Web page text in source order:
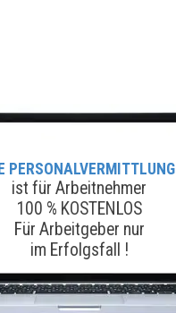
PERSONALVERMITTLUNG
ist für Arbeitnehmer
100 % KOSTENLOS
Für Arbeitgeber nur
im Erfolgsfall !